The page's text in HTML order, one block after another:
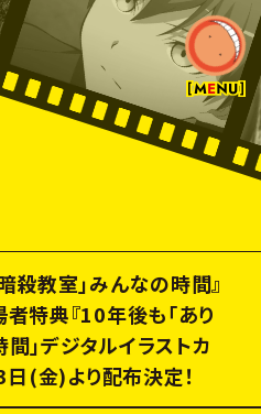
KET
特典
UCTION
殺教室」みんなの時間』
特典『10年後も「あり
」デジタルイラストカ
日(金)より配布決定！